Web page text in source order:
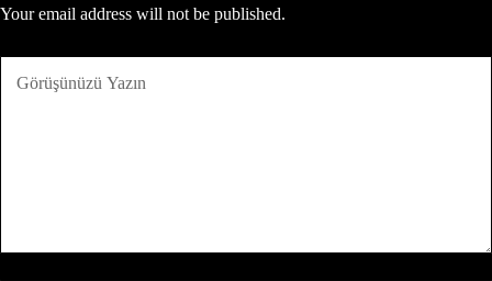
Your email address will not be published.